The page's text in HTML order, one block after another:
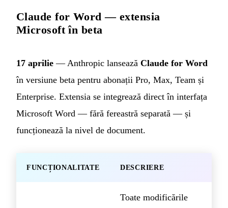
Claude for Word — extensia
Microsoft în beta
17 aprilie — Anthropic lansează Claude for Word
în versiune beta pentru abonații Pro, Max, Team și
Enterprise. Extensia se integrează direct în interfața
Microsoft Word — fără fereastră separată — și
funcționează la nivel de document.
FUNCȚIONALITATE DESCRIERE
Toate modificările